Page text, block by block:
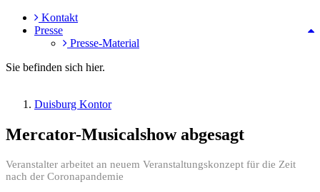
Kontakt
Presse
Presse-Material
Sie befinden sich hier.
Duisburg Kontor
Mercator-Musicalshow abgesagt
Veranstalter arbeitet an neuem Veranstaltungskonzept für die Zeit
nach der Coronapandemie